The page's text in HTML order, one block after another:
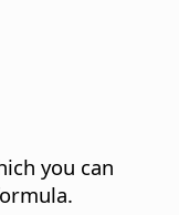
you can